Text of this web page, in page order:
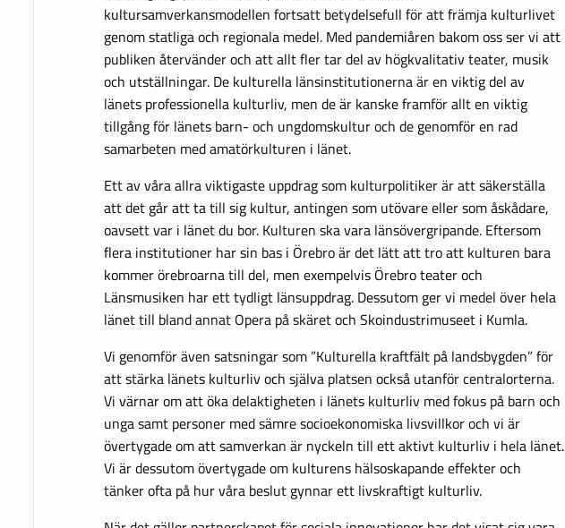
kultursamverkansmodellen fortsatt betydelsefull för att främja kulturlivet
genom statliga och regionala medel. Med pandemiåren bakom oss ser vi att
publiken återvänder och att allt fler tar del av högkvalitativ teater, musik
och utställningar. De kulturella länsinstitutionerna är en viktig del av
länets professionella kulturliv, men de är kanske framför allt en viktig
tillgång för länets barn- och ungdomskultur och de genomför en rad
samarbeten med amatörkulturen i länet.
Ett av våra allra viktigaste uppdrag som kulturpolitiker är att säkerställa
att det går att ta till sig kultur, antingen som utövare eller som åskådare,
oavsett var i länet du bor. Kulturen ska vara länsövergripande. Eftersom
flera institutioner har sin bas i Örebro är det lätt att tro att kulturen bara
kommer örebroarna till del, men exempelvis Örebro teater och
Länsmusiken har ett tydligt länsuppdrag. Dessutom ger vi medel över hela
länet till bland annat Opera på skäret och Skoindustrimuseet i Kumla.
Vi genomför även satsningar som ”Kulturella kraftfält på landsbygden” för
att stärka länets kulturliv och själva platsen också utanför centralorterna.
Vi värnar om att öka delaktigheten i länets kulturliv med fokus på barn och
unga samt personer med sämre socioekonomiska livsvillkor och vi är
övertygade om att samverkan är nyckeln till ett aktivt kulturliv i hela länet.
Vi är dessutom övertygade om kulturens hälsoskapande effekter och
tänker ofta på hur våra beslut gynnar ett livskraftigt kulturliv.